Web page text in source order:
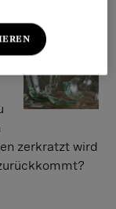
zerkratzt wird